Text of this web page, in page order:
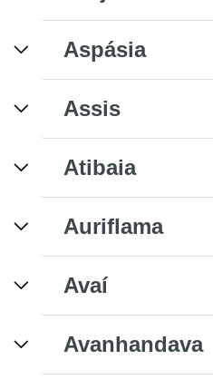
Aspásia
Assis
Atibaia
Auriflama
Avaí
Avanhandava